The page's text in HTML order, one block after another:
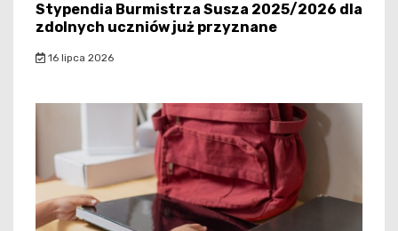
Stypendia Burmistrza Susza 2025/2026 dla
zdolnych uczniów już przyznane
16 lipca 2026